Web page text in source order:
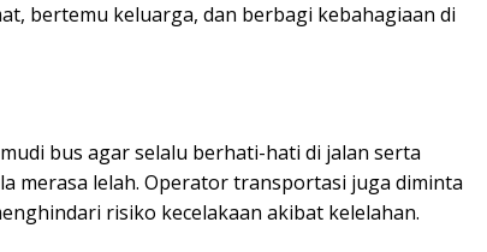
bertemu keluarga, dan berbagi kebahagiaan di
bus agar selalu berhati-hati di jalan serta
merasa lelah. Operator transportasi juga diminta
risiko kecelakaan akibat kelelahan.